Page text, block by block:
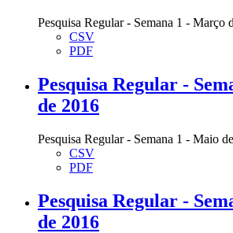
Pesquisa Regular - Semana 1 - Março
CSV
PDF
Pesquisa Regular -
de 2016
Pesquisa Regular - Semana 1 - Maio
CSV
PDF
Pesquisa Regular -
de 2016